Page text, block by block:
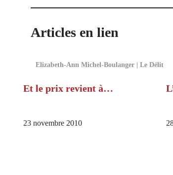
Articles en lien
Elizabeth-Ann Michel-Boulanger | Le Délit
Et le prix revient à…
23 novembre 2010